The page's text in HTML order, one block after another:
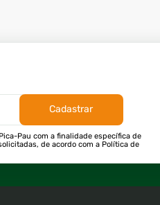
Cadastrar
Pau com a finalidade específica de
de acordo com a Política de